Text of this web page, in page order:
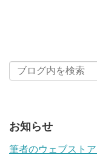
お知らせ
筆者のウェブストア